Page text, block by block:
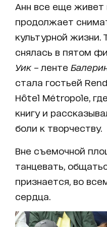
Анн все еще живет
продолжает
культурной жизни.
снялась в пятом
Уик – ленте
стала гостьей
Hôtel Métropole,
книгу и
боли к творчеству.
Вне съемочной
танцевать,
признается, во
сердца.